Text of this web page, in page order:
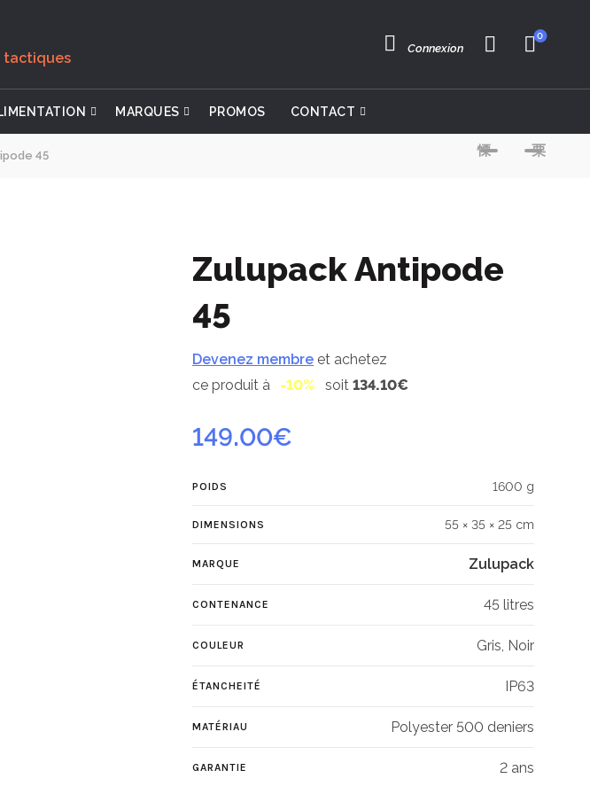
tactiques
Connexion
0
MARQUES PROMOS CONTACT
45
Zulupack Antipode
45
Devenez membre et achetez
ce produit à
-10% soit134.10€
149.00€
POIDS 1600 g
DIMENSIONS 55 × 35 × 25 cm
MARQUE Zulupack
CONTENANCE 45 litres
COULEUR Gris, Noir
ÉTANCHEITÉ IP63
MATÉRIAU Polyester 500 deniers
GARANTIE 2 ans